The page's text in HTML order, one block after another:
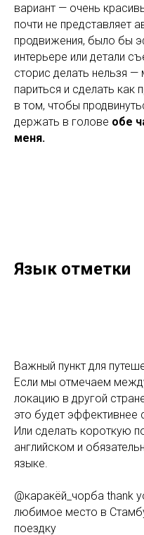
вариант — очень
почти не представляет
продвижения, было бы
интерьере или детали
сторис делать нельзя
париться и сделать
в том, чтобы
держать в голове обе
меня.
Язык отметки
Важный пункт для
Если мы отмечаем
локацию в другой
это будет эффективнее
Или сделать короткую
английском и
языке.
@каракёй_чорба thank
любимое место в
поездку